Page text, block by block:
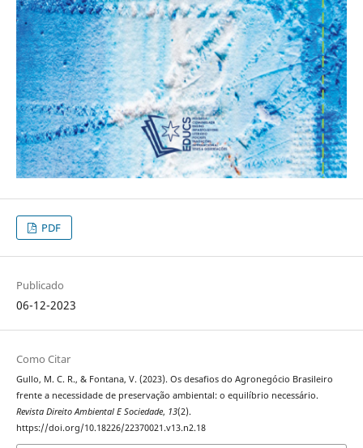
PDF
Publicado
06-12-2023
Como Citar
Gullo, M. C. R., & Fontana, V. (2023). Os desafios do Agronegócio Brasileiro
frente a necessidade de preservação ambiental: o equilíbrio necessário.
Revista Direito Ambiental E Sociedade, 13(2).
https://doi.org/10.18226/22370021.v13.n2.18